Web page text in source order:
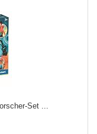
Set ...